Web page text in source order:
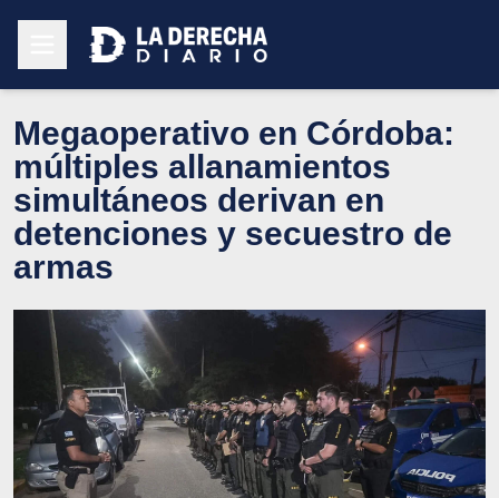
Megaoperativo en Córdoba:
múltiples allanamientos
simultáneos derivan en
detenciones y secuestro de
armas